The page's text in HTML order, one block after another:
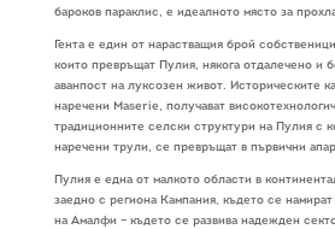
бароков параклис, е идеалното място за
Гента е един от нарастващия брой
които превръщат Пулия, някога отдалечено и
аванпост на луксозен живот. Историческите
наречени Maserie, получават
традиционните селски структури на Пулия с
наречени трули, се превръщат в първични
Пулия е една от малкото области в
заедно с региона Кампания, където се
на Амалфи – където се развива надежден